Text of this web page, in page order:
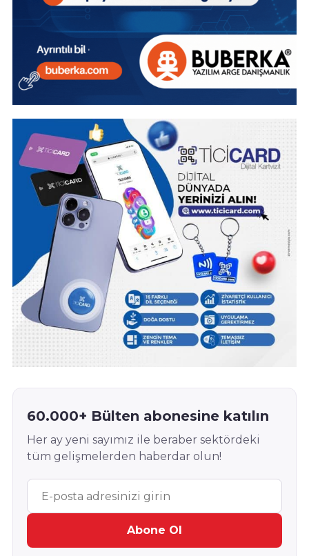
60.000+ Bülten abonesine katılın
Her ay yeni sayımız ile beraber sektördeki
tüm gelişmelerden haberdar olun!
Abone Ol